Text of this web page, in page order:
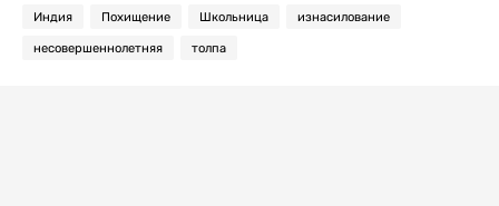
Индия Похищение Школьница изнасилование
несовершеннолетняя толпа